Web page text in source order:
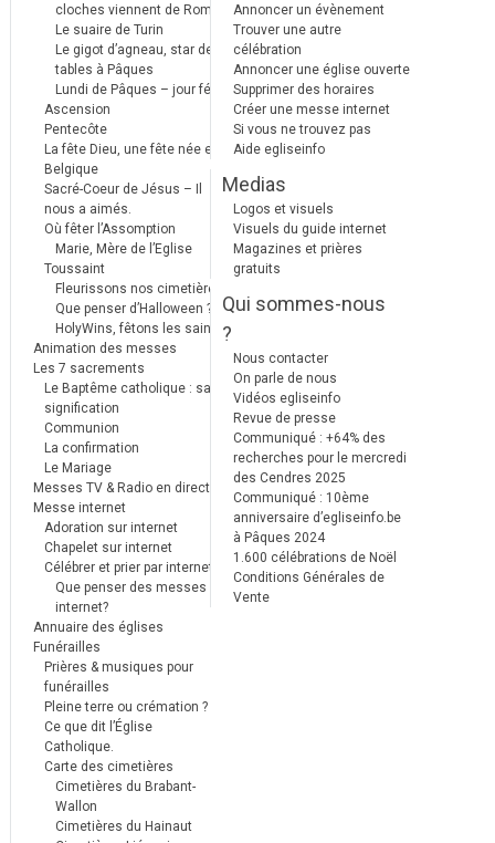
cloches viennent de Rome ?
Le suaire de Turin
Le gigot d’agneau, star des
tables à Pâques
Lundi de Pâques – jour férié
Ascension
Pentecôte
La fête Dieu, une fête née en
Belgique
Sacré-Coeur de Jésus – Il
nous a aimés.
Où fêter l’Assomption
Marie, Mère de l’Eglise
Toussaint
Fleurissons nos cimetières
Que penser d’Halloween ?
HolyWins, fêtons les saints !
Animation des messes
Les 7 sacrements
Le Baptême catholique : sa
signification
Communion
La confirmation
Le Mariage
Messes TV & Radio en direct
Messe internet
Adoration sur internet
Chapelet sur internet
Célébrer et prier par internet
Que penser des messes
internet?
Annuaire des églises
Funérailles
Prières & musiques pour
funérailles
Pleine terre ou crémation ?
Ce que dit l’Église
Catholique.
Carte des cimetières
Cimetières du Brabant-
Wallon
Cimetières du Hainaut
Annoncer un évènement
Trouver une autre
célébration
Annoncer une église ouverte
Supprimer des horaires
Créer une messe internet
Si vous ne trouvez pas
Aide egliseinfo
Medias
Logos et visuels
Visuels du guide internet
Magazines et prières
gratuits
Qui sommes-nous
?
Nous contacter
On parle de nous
Vidéos egliseinfo
Revue de presse
Communiqué : +64% des
recherches pour le mercredi
des Cendres 2025
Communiqué : 10ème
anniversaire d’egliseinfo.be
à Pâques 2024
1.600 célébrations de Noël
Conditions Générales de
Vente